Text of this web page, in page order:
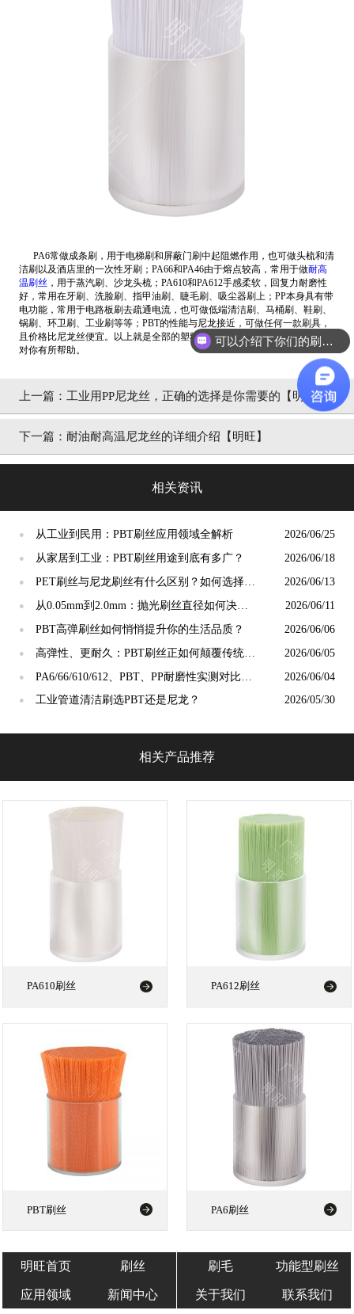
PA6常做成条刷，用于电梯刷和屏蔽门刷中起阻燃作用，也可做头梳和清
洁刷以及酒店里的一次性牙刷；PA66和PA46由于熔点较高，常用于做耐高
温刷丝 ，用于蒸汽刷、沙龙头梳；PA610和PA612手感柔软，回复力耐磨性
好，常用在牙刷、洗脸刷、指甲油刷、睫毛刷、吸尘器刷上；PP本身具有带
电功能，常用于电路板刷去疏通电流，也可做低端清洁刷、马桶刷、鞋刷、
锅刷、环卫刷、工业刷等等；PBT的性能与尼龙接近，可做任何一款刷具，
且价格比尼龙丝便宜。以上就是全部的塑料刷丝的种类和用途的内容，希望
对你有所帮助。
上一篇： 工业用PP尼龙丝，正确的选择是你需要的【明
旺】
下一篇： 耐油耐高温尼龙丝的详细介绍【明旺】
相关资讯
● 从工业到民用：PBT刷丝应用领域全解析 2026/06/25
● 从家居到工业：PBT刷丝用途到底有多广？ 2026/06/18
●
PET刷丝与尼龙刷丝有什么区别？如何选择更
合适？
2026/06/13
●
从0.05mm到2.0mm：抛光刷丝直径如何决定
抛光精度？
2026/06/11
● PBT高弹刷丝如何悄悄提升你的生活品质？ 2026/06/06
●
高弹性、更耐久：PBT刷丝正如何颠覆传统清
洁工具市场？
2026/06/05
●
PA6/66/610/612、PBT、PP耐磨性实测对比：
谁才是"耐磨之王"？
2026/06/04
● 工业管道清洁刷选PBT还是尼龙？ 2026/05/30
相关产品推荐
PA610刷丝 PA612刷丝
PBT刷丝 PA6刷丝
明旺首页 刷丝 刷毛 功能型刷丝
应用领域 新闻中心 关于我们 联系我们
可以介绍下你们的刷丝吗？